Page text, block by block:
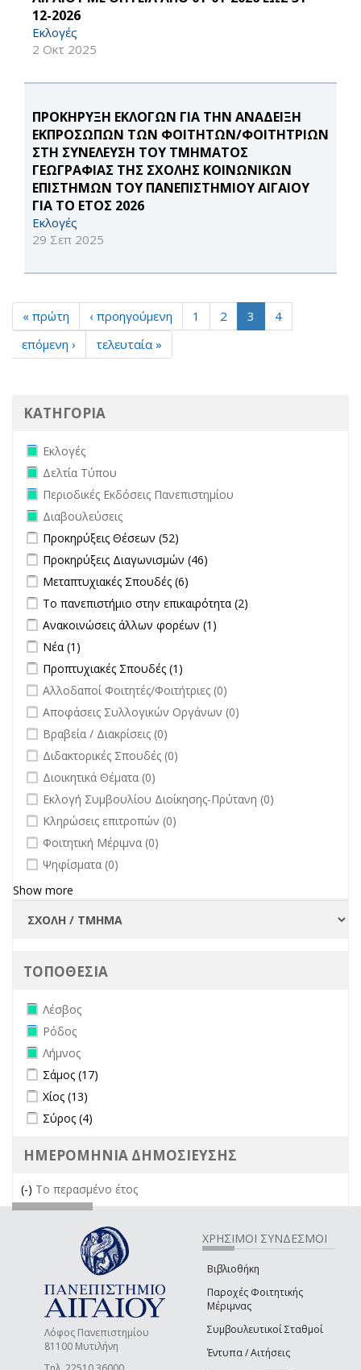
12-2026
Εκλογές
2 Οκτ 2025
ΠΡΟΚΗΡΥΞΗ ΕΚΛΟΓΩΝ ΓΙΑ ΤΗΝ ΑΝΑΔΕΙΞΗ
ΕΚΠΡΟΣΩΠΩΝ ΤΩΝ ΦΟΙΤΗΤΩΝ/ΦΟΙΤΗΤΡΙΩΝ
ΣΤΗ ΣΥΝΕΛΕΥΣΗ ΤΟΥ ΤΜΗΜΑΤΟΣ
ΓΕΩΓΡΑΦΙΑΣ ΤΗΣ ΣΧΟΛΗΣ ΚΟΙΝΩΝΙΚΩΝ
ΕΠΙΣΤΗΜΩΝ ΤΟΥ ΠΑΝΕΠΙΣΤΗΜΙΟΥ ΑΙΓΑΙΟΥ
ΓΙΑ ΤΟ ΕΤΟΣ 2026
Εκλογές
29 Σεπ 2025
« πρώτη ‹ προηγούμενη 1 2 3
4
επόμενη ›
τελευταία »
ΚΑΤΗΓΟΡΙΑ
Remove Εκλογές filter
Εκλογές
Remove Δελτία Τύπου filter
Δελτία Τύπου
Remove Περιοδικές Εκδόσεις Πανεπιστημίου filter
Περιοδικές Εκδόσεις Πανεπιστημίου
Remove Διαβουλεύσεις filter
Διαβουλεύσεις
Apply Προκηρύξεις Θέσεων filter
Προκηρύξεις Θέσεων (52)
Apply Προκηρύξεις Διαγωνισμών filter
Προκηρύξεις Διαγωνισμών (46)
Apply Μεταπτυχιακές Σπουδές filter
Μεταπτυχιακές Σπουδές (6)
Apply Το πανεπιστήμιο στην επικαιρότητα filter
Το πανεπιστήμιο στην επικαιρότητα (2)
Apply Ανακοινώσεις άλλων φορέων filter
Ανακοινώσεις άλλων φορέων (1)
Apply Νέα filter
Νέα (1)
Apply Προπτυχιακές Σπουδές filter
Προπτυχιακές Σπουδές (1)
undefined
Αλλοδαποί Φοιτητές/Φοιτήτριες (0)
undefined
Αποφάσεις Συλλογικών Οργάνων (0)
undefined
Βραβεία / Διακρίσεις (0)
undefined
Διδακτορικές Σπουδές (0)
undefined
Διοικητικά Θέματα (0)
undefined
Εκλογή Συμβουλίου Διοίκησης-Πρύτανη (0)
undefined
Κληρώσεις επιτροπών (0)
undefined
Φοιτητική Μέριμνα (0)
undefined
Ψηφίσματα (0)
Show more
ΤΟΠΟΘΕΣΙΑ
Remove Λέσβος filter
Λέσβος
Remove Ρόδος filter
Ρόδος
Remove Λήμνος filter
Λήμνος
Apply Σάμος filter
Σάμος (17)
Apply Χίος filter
Χίος (13)
Apply Σύρος filter
Σύρος (4)
ΗΜΕΡΟΜΗΝΙΑ ΔΗΜΟΣΙΕΥΣΗΣ
(-) Remove Το περασμένο έτος filter
Το περασμένο έτος
Λόφος Πανεπιστημίου
81100 Μυτιλήνη
ΧΡΗΣΙΜΟΙ ΣΥΝΔΕΣΜΟΙ
Βιβλιοθήκη
Παροχές Φοιτητικής
Μέριμνας
Συμβουλευτικοί Σταθμοί
Έντυπα / Αιτήσεις